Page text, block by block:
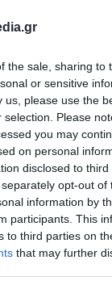
the sale, sharing to
or sensitive
us, please use the
Please
you may
on personal
disclosed to
opt-out of
information by
participants. This
to third parties on
that may further
στο